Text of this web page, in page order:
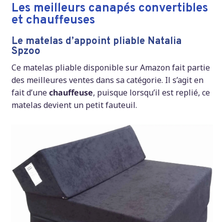
Les meilleurs canapés convertibles
et chauffeuses
Le matelas d’appoint pliable Natalia
Spzoo
Ce matelas pliable disponible sur Amazon fait partie
des meilleures ventes dans sa catégorie. Il s’agit en
fait d’unechauffeuse, puisque lorsqu’il est replié, ce
matelas devient un petit fauteuil.